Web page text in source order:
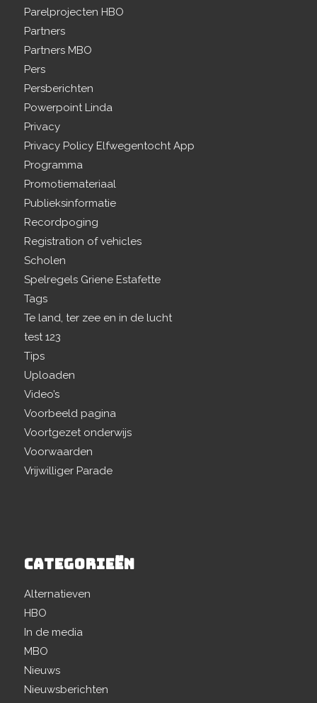
Parelprojecten HBO
Partners
Partners MBO
Pers
Persberichten
Powerpoint Linda
Privacy
Privacy Policy Elfwegentocht App
Programma
Promotiemateriaal
Publieksinformatie
Recordpoging
Registration of vehicles
Scholen
Spelregels Griene Estafette
Tags
Te land, ter zee en in de lucht
test 123
Tips
Uploaden
Video’s
Voorbeeld pagina
Voortgezet onderwijs
Voorwaarden
Vrijwilliger Parade
CATEGORIEËN
Alternatieven
HBO
In de media
MBO
Nieuws
Nieuwsberichten